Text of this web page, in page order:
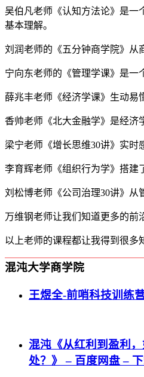
吴伯凡老师《认知方法论》是一
基本理解。
刘润老师的《五分钟商学院》从
宁向东老师的《管理学课》是一
薛兆丰老师《经济学课》生动易
香帅老师《北大金融学》是经济
梁宁老师《增长思维30讲》实时
李育辉老师《组织行为学》搭建
刘松博老师《公司治理30讲》从
万维钢老师让我们知道更多的前
以上老师的课程都让我得到很多
混沌大学商学院
王煜全-前哨科技训练
混沌《从红利到盈利
处？》 – 百度网盘 –